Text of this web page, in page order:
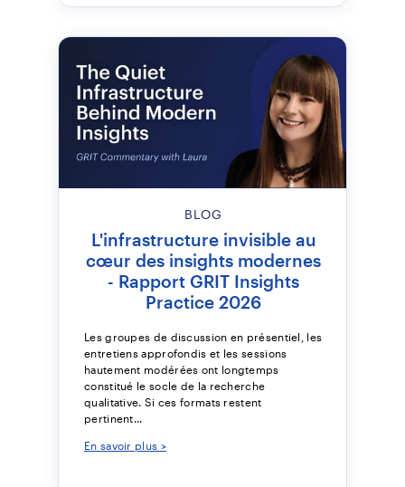
BLOG
L'infrastructure invisible au
cœur des insights modernes
- Rapport GRIT Insights
Practice 2026
Les groupes de discussion en présentiel, les
entretiens approfondis et les sessions
hautement modérées ont longtemps
constitué le socle de la recherche
qualitative. Si ces formats restent
pertinent...
En savoir plus >